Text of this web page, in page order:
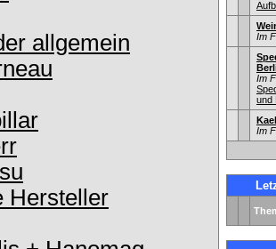
allgemein
Hersteller
Im
Im
und
Im